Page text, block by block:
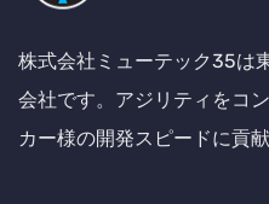
株式会社ミューテック35は
会社です。アジリティをコ
カー様の開発スピードに貢